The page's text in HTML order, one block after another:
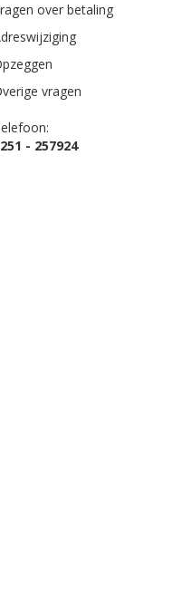
over betaling
vragen
- 257924